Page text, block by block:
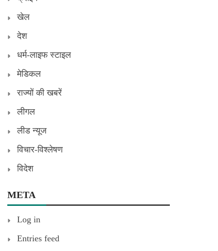
खेल
देश
धर्म-लाइफ स्टाइल
मेडिकल
राज्यों की खबरें
लीगल
लीड न्यूज
विचार-विश्लेषण
विदेश
META
Log in
Entries feed